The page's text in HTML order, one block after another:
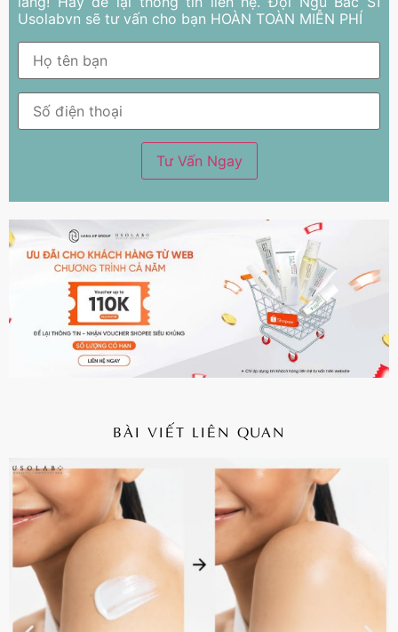
Usolabvn sẽ tư vấn cho bạn HOÀN TOÀN MIỄN PHÍ
BÀI VIẾT LIÊN QUAN